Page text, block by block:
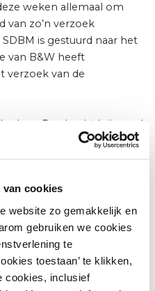
van cookies
website zo gemakkelijk en
gebruiken we cookies
te
toestaan’ te klikken,
cookies, inclusief
weken allemaal om
van zo’n verzoek
is gestuurd naar het
van B&W heeft
verzoek van de
en Dordrecht krijgen al
na over een bijdrage die zij
vinden gesprekken
de
over gezamenlijk te
is iedereen erbij